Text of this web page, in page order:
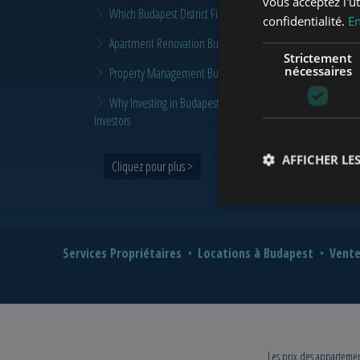
Which Budapest District Fits Which Property Investor in 2026?
Apartment Renovation Budapest: How to Plan a Smarter
Property Management Budapest: When Does It Make Sense
Why Investing in Budapest Real Estate is a Smart Move in
Investors
Cliquez pour plus >
Services Propriétaires Locations à Budapest
Les prix des
confidentialité.
Strictement
nécessaires
AFFICHER